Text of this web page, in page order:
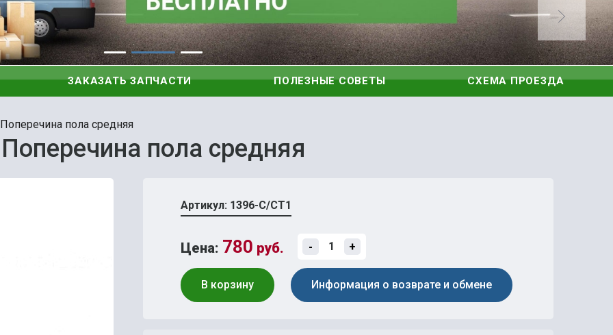
ЗАКАЗАТЬ ЗАПЧАСТИ ПОЛЕЗНЫЕ СОВЕТЫ СХЕМА ПРОЕЗДА
Поперечина пола средняя
Поперечина пола средняя
Артикул: 1396-С/СТ1
Цена: 780 руб. - +
В корзину Информация о возврате и обмене